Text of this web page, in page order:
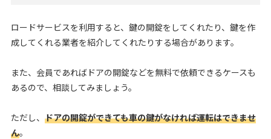
ロードサービスを利用すると、鍵の開錠をしてくれたり、鍵を作
成してくれる業者を紹介してくれたりする場合があります。
また、会員であればドアの開錠などを無料で依頼できるケースも
あるので、相談してみましょう。
ただし、 ドアの開錠ができても車の鍵がなければ運転はできませ
ん。